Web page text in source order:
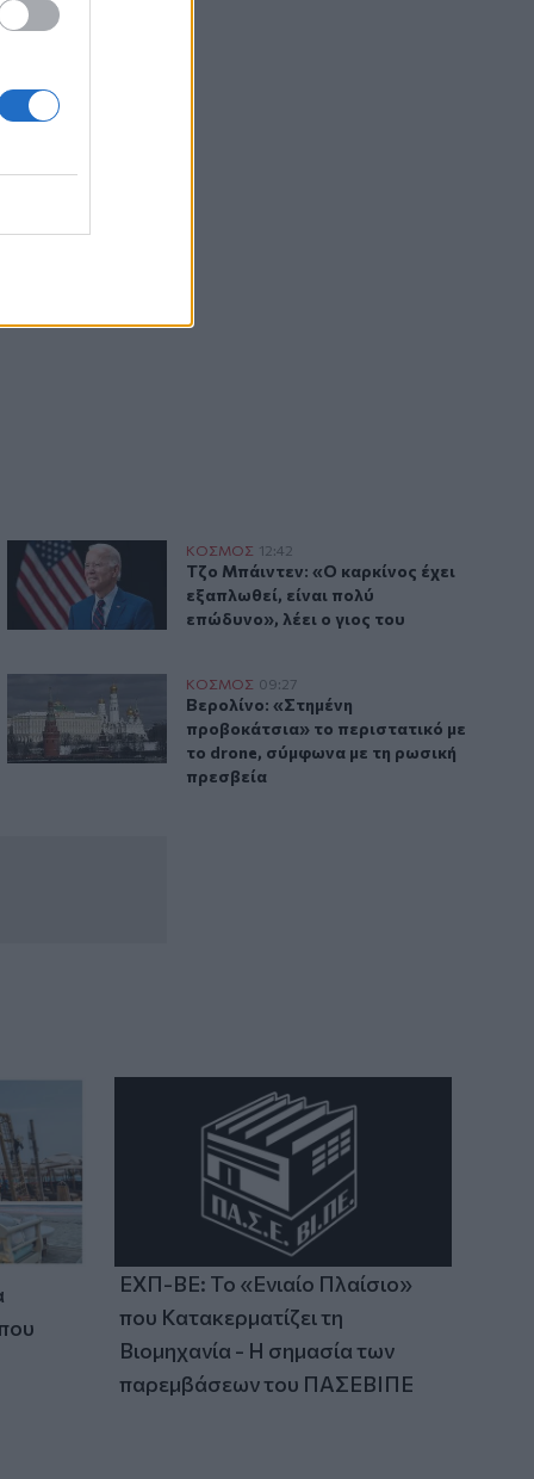
Συνεδρίασε η Επιτροπή Εκτίμησης
της στη Νότια Καρολίνα
ώρες μετά τον γάμο της στη Νότια Καρολίνα
Τζο Μπάιντεν: «Ο καρκίνος έχει εξαπλωθεί, είναι πολύ
ΚΟΣΜΟΣ 12:42
Τζο Μπάιντεν: «Ο καρκίνος έχει
Τζο Μπάιντεν: «Ο καρκίνος έχει
εξαπλωθεί, είναι πολύ
επώδυνο», λέει ο γιος του
δασική πυρκαγιά στη Γιούτα
επιχειρούσε σε μεγάλη δασική πυρκαγιά στη Γιούτα
Βερολίνο: «Στημένη προβοκάτσια» το περιστατικό με το
ΚΟΣΜΟΣ 09:27
Βερολίνο: «Στημένη προβοκάτσια» το
Βερολίνο: «Στημένη
προβοκάτσια» το περιστατικό με
το drone, σύμφωνα με τη ρωσική
πρεσβεία
ΕΧΠ-ΒΕ: Το «Ενιαίο Πλαίσιο»
που Κατακερματίζει τη
Βιομηχανία - Η σημασία των
παρεμβάσεων του ΠΑΣΕΒΙΠΕ